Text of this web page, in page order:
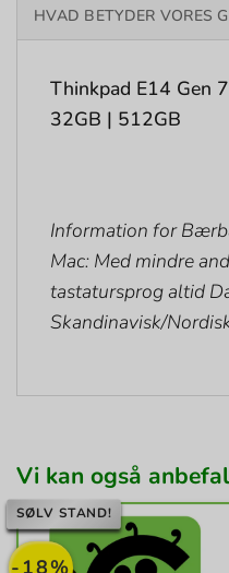
HVAD BETYDER VORES
Thinkpad E14 Gen
32GB | 512GB
Information for
Mac: Med mindre
tastatursprog altid
Skandinavisk/
Vi kan også
-18%
SØLV STAND!